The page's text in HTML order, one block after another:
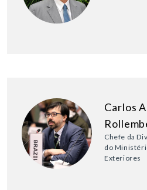
Carlos
Chefe da
do
Exteriores